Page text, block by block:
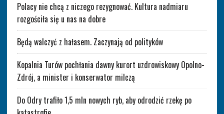
Polacy nie chcą z niczego rezygnować. Kultura nadmiaru
rozgościła się u nas na dobre
Będą walczyć z hałasem. Zaczynają od polityków
Kopalnia Turów pochłania dawny kurort uzdrowiskowy Opolno-
Zdrój, a minister i konserwator milczą
Do Odry trafiło 1,5 mln nowych ryb, aby odrodzić rzekę po